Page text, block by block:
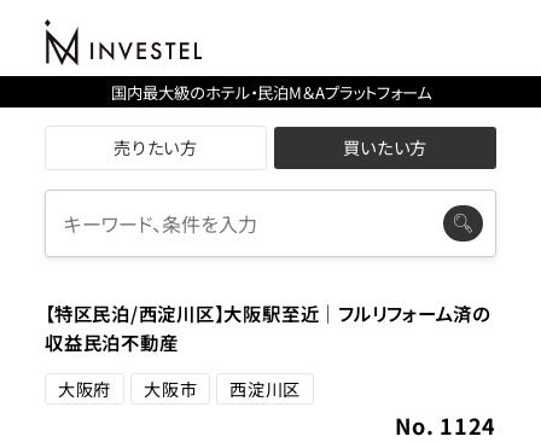
国内最大級のホテル・民泊M＆Aプラットフォーム
売りたい方 買いたい方
【特区民泊/西淀川区】大阪駅至近｜フルリフォーム済の
収益民泊不動産
大阪府 大阪市 西淀川区
No. 1124